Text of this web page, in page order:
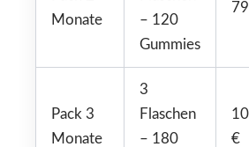
Monate
– 120
Gummies
Pack 3
Monate
3
Flaschen
– 180
€